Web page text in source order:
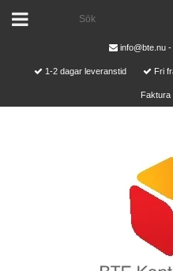
info@bte.nu -
1-2 dagar leveranstid Fri
Faktura